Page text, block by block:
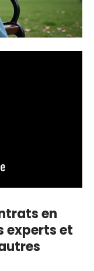
en
experts et